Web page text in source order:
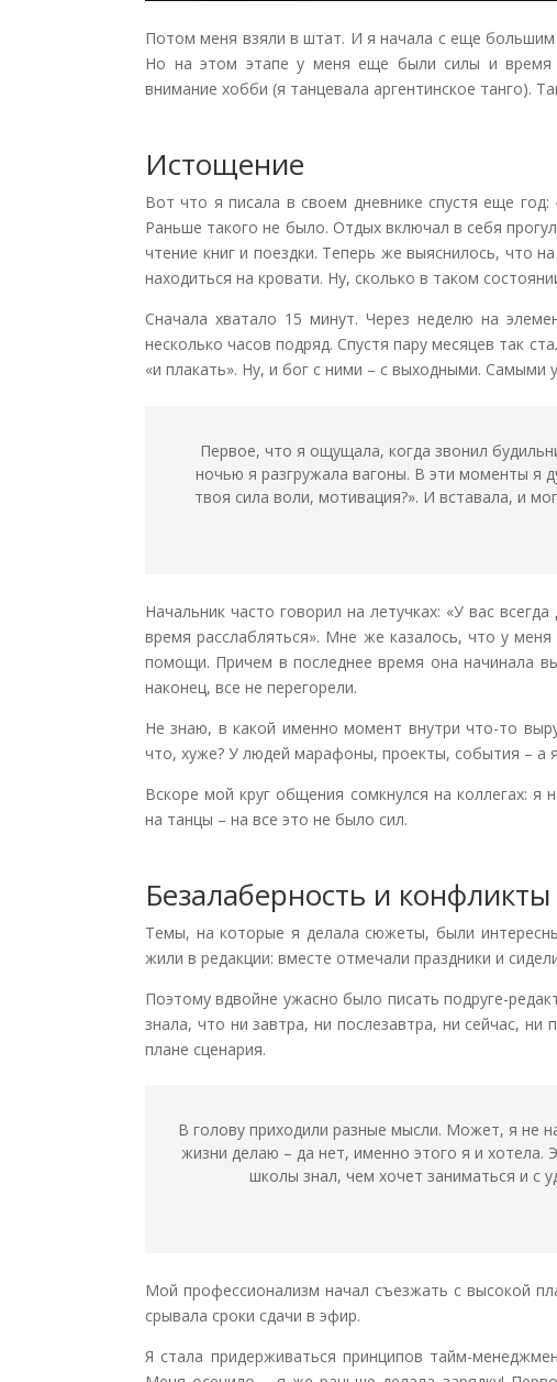
Потом меня взяли в штат. И я начала с еще большим
Но на этом этапе у меня еще были силы и время
внимание хобби (я танцевала аргентинское танго).
Истощение
Вот что я писала в своем дневнике спустя еще
Раньше такого не было. Отдых включал в себя
чтение книг и поездки. Теперь же выяснилось, что
находиться на кровати. Ну, сколько в таком
Сначала хватало 15 минут. Через неделю на
несколько часов подряд. Спустя пару месяцев так
«и плакать». Ну, и бог с ними – с выходными.
Первое, что я ощущала, когда звонил
ночью я разгружала вагоны. В эти моменты я
твоя сила воли, мотивация?». И вставала, и
Начальник часто говорил на летучках: «У вас
время расслабляться». Мне же казалось, что у
помощи. Причем в последнее время она начинала
наконец, все не перегорели.
Не знаю, в какой именно момент внутри что-то
что, хуже? У людей марафоны, проекты, события – а
Вскоре мой круг общения сомкнулся на коллегах:
на танцы – на все это не было сил.
Безалаберность и конфликты
Темы, на которые я делала сюжеты, были
жили в редакции: вместе отмечали праздники и
Поэтому вдвойне ужасно было писать подруге-
знала, что ни завтра, ни послезавтра, ни сейчас,
плане сценария.
В голову приходили разные мысли. Может, я не
жизни делаю – да нет, именно этого я и
школы знал, чем хочет заниматься и с
Мой профессионализм начал съезжать с высокой
срывала сроки сдачи в эфир.
Я стала придерживаться принципов тайм-